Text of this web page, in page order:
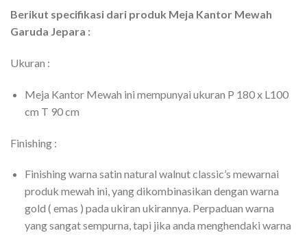
Berikut specifikasi dari produk Meja Kantor Mewah
Garuda Jepara :
Ukuran :
Meja Kantor Mewah ini mempunyai ukuran P 180 x L100
cm T 90 cm
Finishing :
Finishing warna satin natural walnut classic’s mewarnai
produk mewah ini, yang dikombinasikan dengan warna
gold ( emas ) pada ukiran ukirannya. Perpaduan warna
yang sangat sempurna, tapi jika anda menghendaki warna